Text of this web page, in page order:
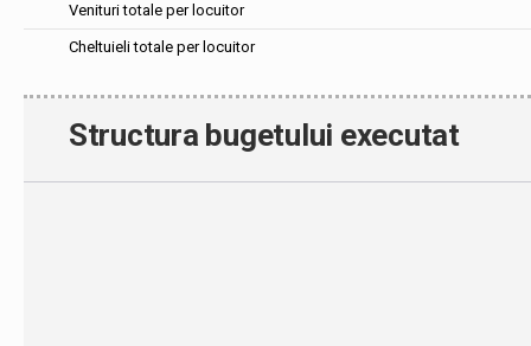
Venituri totale per locuitor
Cheltuieli totale per locuitor
Structura bugetului executat